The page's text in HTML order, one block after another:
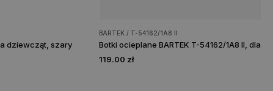
dziewcząt, szary
BARTEK / T-54162/1A8 II
119.00 zł